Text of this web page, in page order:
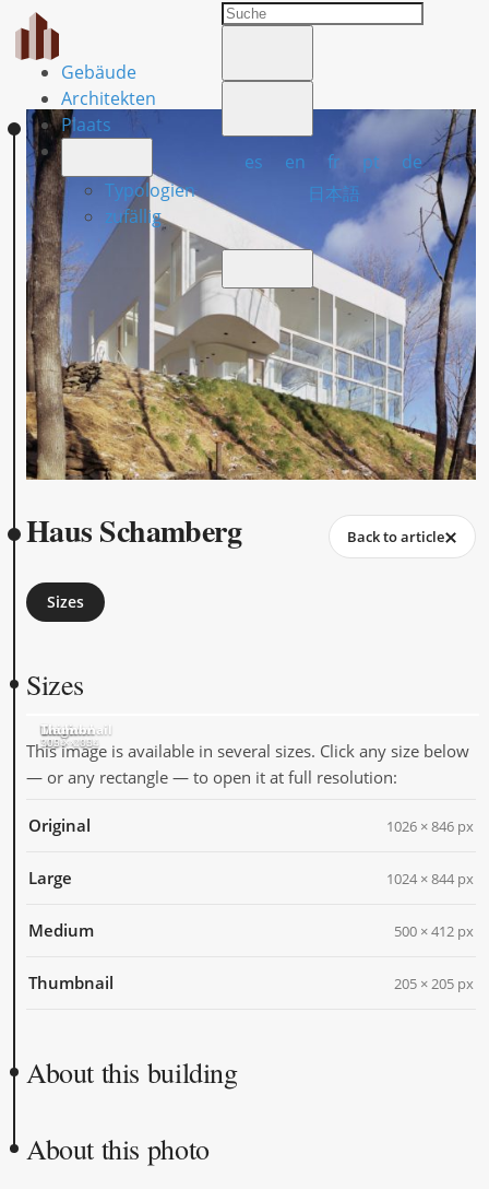
Gebäude
Architekten
Plaats
Typologien
zufällig
es en fr pt
de
日本語
Haus Schamberg Back to article
Sizes
Sizes
Original
1026 × 846
Large
1024 × 844
Medium
500 × 412
Thumbnail
205 × 205
This image is available in several sizes. Click any size below
— or any rectangle — to open it at full resolution:
Original 1026 × 846 px
Large 1024 × 844 px
Medium 500 × 412 px
Thumbnail 205 × 205 px
About this building
About this photo